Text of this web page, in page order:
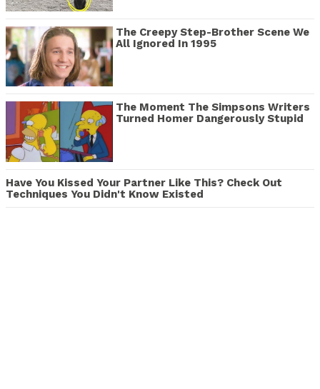
The Creepy Step-Brother Scene We
All Ignored In 1995
The Moment The Simpsons Writers
Turned Homer Dangerously Stupid
Have You Kissed Your Partner Like This? Check Out
Techniques You Didn't Know Existed